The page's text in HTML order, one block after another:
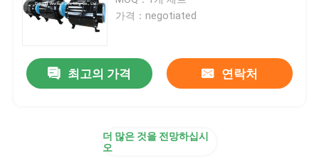
기어 조종된 볼 밸브
탄소강 플랜지된 볼 밸브
가격：negotiated
최고의 가격 연락처
더 많은 것을 전망하십시
오